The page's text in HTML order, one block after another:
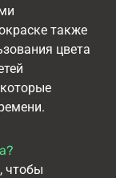
также
цвета
чтобы